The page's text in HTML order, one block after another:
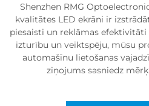
Shenzhen RMG
kvalitātes LED ekrāni ir
piesaisti un reklāmas
izturību un veiktspēju, mūsu
automašīnu lietošanas
ziņojums sasniedz